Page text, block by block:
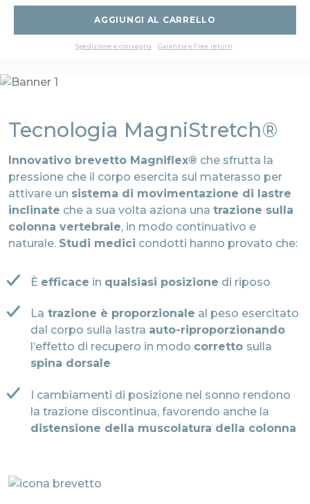
AGGIUNGI AL CARRELLO
Spedizione e consegna Garanzia e Free return
Tecnologia MagniStretch®
Innovativo brevetto Magniflex® che sfrutta la
pressione che il corpo esercita sul materasso per
attivare un sistema di movimentazione di lastre
inclinate che a sua volta aziona una trazione sulla
colonna vertebrale, in modo continuativo e
naturale. Studi medici condotti hanno provato che:
È efficace in qualsiasi posizione di riposo
La trazione è proporzionale al peso esercitato
dal corpo sulla lastra auto-riproporzionando
l’effetto di recupero in modo corretto sulla
spina dorsale
I cambiamenti di posizione nel sonno rendono
la trazione discontinua, favorendo anche la
distensione della muscolatura della colonna